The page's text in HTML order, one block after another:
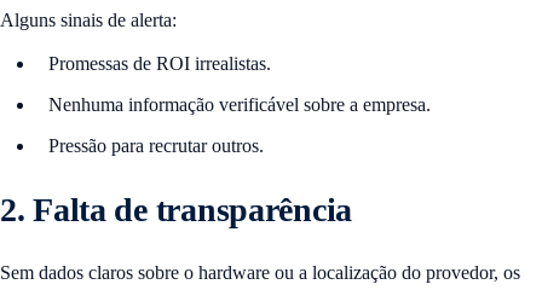
Alguns sinais de alerta:
Promessas de ROI irrealistas.
Nenhuma informação verificável ​​sobre a empresa.
Pressão para recrutar outros.
2. Falta de transparência
Sem dados claros sobre o hardware ou a localização do provedor, os